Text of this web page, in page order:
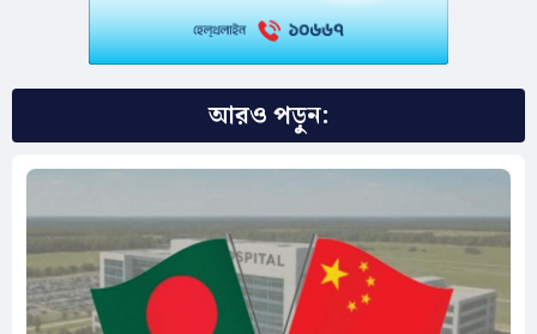
আরও পড়ুন: